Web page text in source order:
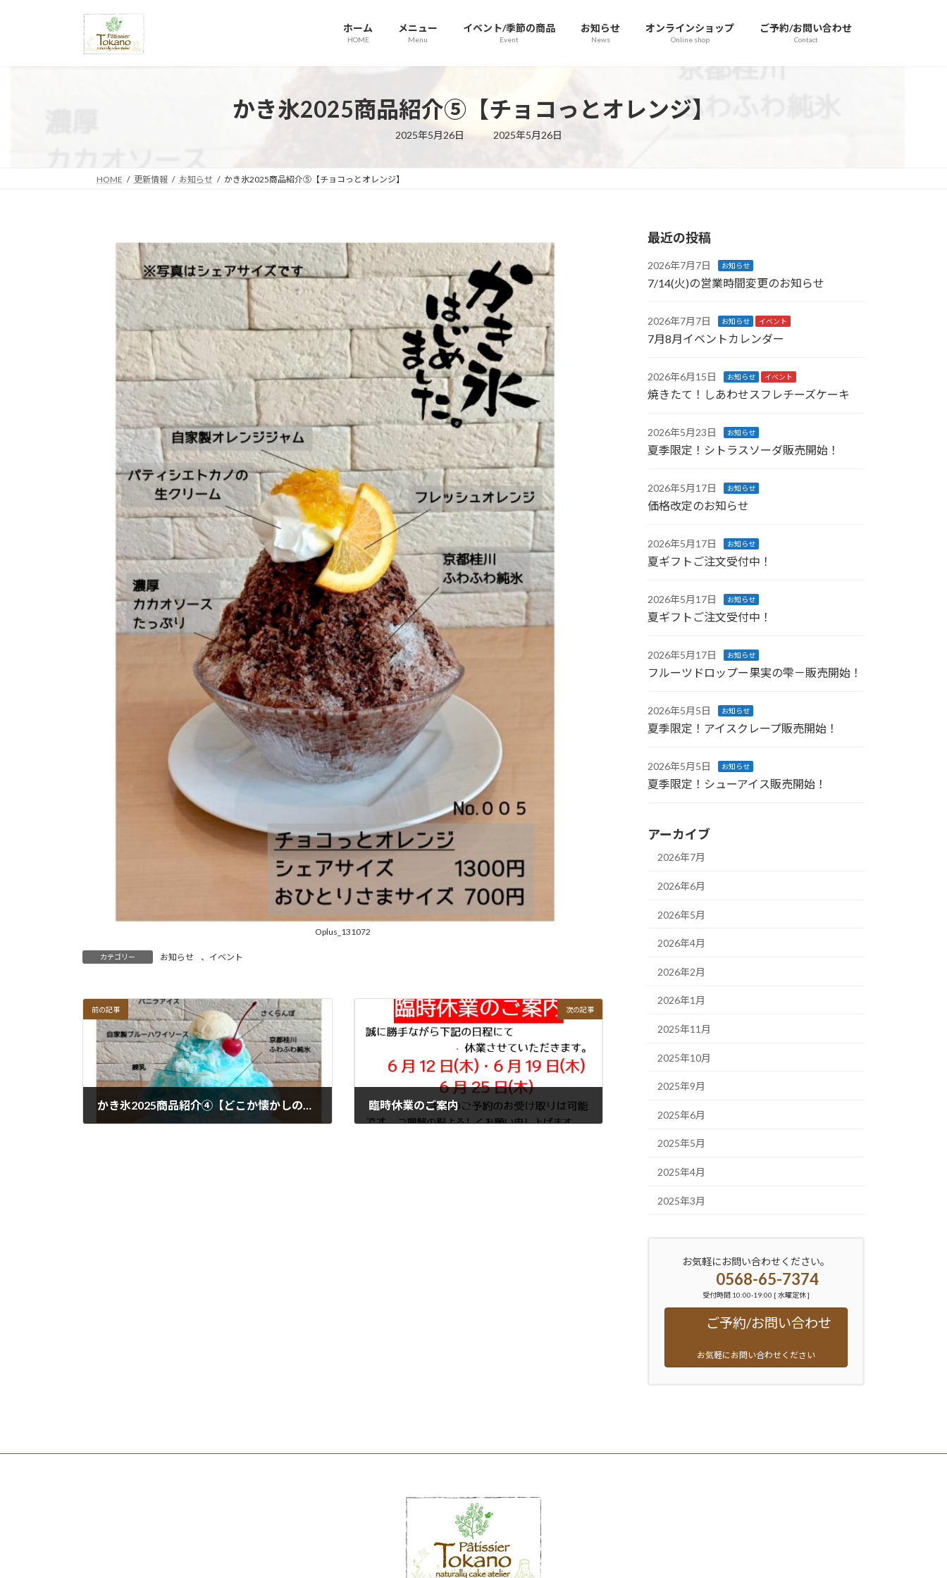
ホーム
HOME
メニュー
Menu
イベント/季節の商品
Event
お知らせ
News
オンラインショップ
Online shop
ご予約/お問い合わせ
Contact
かき氷2025商品紹介⑤【チョコっとオレンジ】
2025年5月26日
最
2025年5月26日
HOME 更新情報 お知らせ かき氷2025商品紹介⑤【チョコっとオレンジ】
Oplus_131072
カテゴリー お知らせ 、 イベント
前の記事
かき氷2025商品紹介④【どこか懐かしのハワイアンブルー】
次の記事
臨時休業のご案内
最近の投稿
2026年7月7日 お知らせ
7/14(火)の営業時間変更のお知らせ
2026年7月7日 お知らせ イベント
7月8月イベントカレンダー
2026年6月15日 お知らせ イベント
焼きたて！しあわせスフレチーズケーキ
2026年5月23日 お知らせ
夏季限定！シトラスソーダ販売開始！
2026年5月17日 お知らせ
価格改定のお知らせ
2026年5月17日 お知らせ
夏ギフトご注文受付中！
2026年5月17日 お知らせ
夏ギフトご注文受付中！
2026年5月17日 お知らせ
フルーツドロップー果実の雫－販売開始！
2026年5月5日 お知らせ
夏季限定！アイスクレープ販売開始！
2026年5月5日 お知らせ
夏季限定！シューアイス販売開始！
アーカイブ
2026年7月
2026年6月
2026年5月
2026年4月
2026年2月
2026年1月
2025年11月
2025年10月
2025年9月
2025年6月
2025年5月
2025年4月
2025年3月
お気軽にお問い合わせください。
0568-65-7374
受付時間 10:00-19:00 [ 水曜定休 ]
ご予約/お問い合わせ
お気軽にお問い合わせください